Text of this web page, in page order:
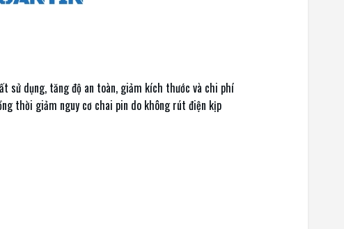
sử dụng, tăng độ an toàn, giảm kích thước và chi phí
thời giảm nguy cơ chai pin do không rút điện kịp